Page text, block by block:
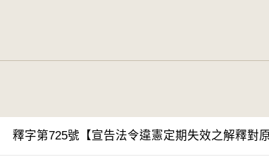
釋字第725號【宣告法令違憲定期失效之解釋對